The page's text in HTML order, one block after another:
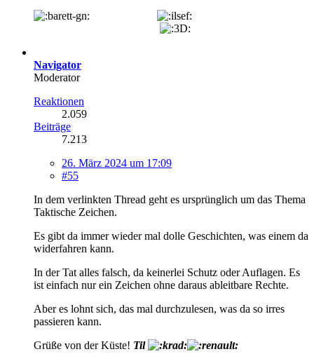
Navigator
Moderator
Reaktionen
2.059
Beiträge
7.213
26. März 2024 um 17:09
#55
In dem verlinkten Thread geht es ursprünglich um das Thema
Taktische Zeichen.
Es gibt da immer wieder mal dolle Geschichten, was einem da
widerfahren kann.
In der Tat alles falsch, da keinerlei Schutz oder Auflagen. Es
ist einfach nur ein Zeichen ohne daraus ableitbare Rechte.
Aber es lohnt sich, das mal durchzulesen, was da so irres
passieren kann.
Grüße von der Küste! Til